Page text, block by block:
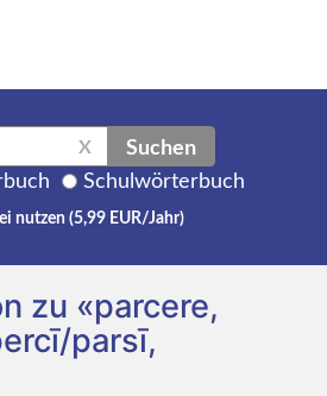
X Suchen
Schulwörterbuch
nutzen (5,99 EUR/Jahr)
zu «parcere,
parsī,